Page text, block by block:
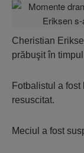
Cheristian
prăbuşit în
Fotbalistul a
resuscitat.
Meciul a fost